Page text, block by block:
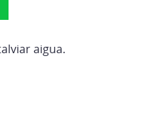
aigua.